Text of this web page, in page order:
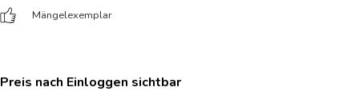
Mängelexemplar
Preis nach Einloggen sichtbar